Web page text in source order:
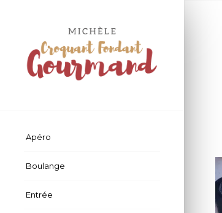
Apéro
Boulange
Entrée